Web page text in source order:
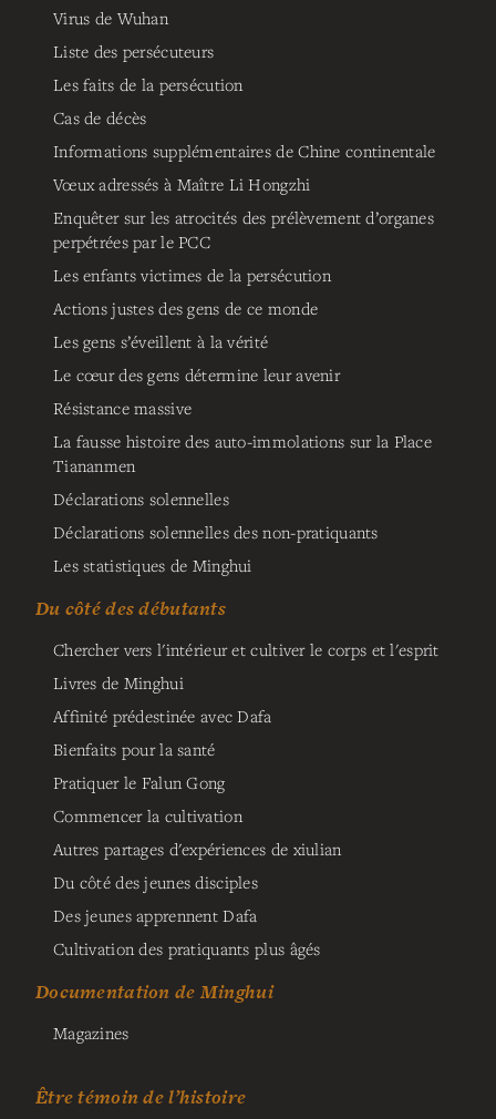
Virus de Wuhan
Liste des persécuteurs
Les faits de la persécution
Cas de décès
Informations supplémentaires de Chine continentale
Vœux adressés à Maître Li Hongzhi
Enquêter sur les atrocités des prélèvement d’organes
perpétrées par le PCC
Les enfants victimes de la persécution
Actions justes des gens de ce monde
Les gens s’éveillent à la vérité
Le cœur des gens détermine leur avenir
Résistance massive
La fausse histoire des auto-immolations sur la Place
Tiananmen
Déclarations solennelles
Déclarations solennelles des non-pratiquants
Les statistiques de Minghui
Du côté des débutants
Chercher vers l'intérieur et cultiver le corps et l'esprit
Livres de Minghui
Affinité prédestinée avec Dafa
Bienfaits pour la santé
Pratiquer le Falun Gong
Commencer la cultivation
Autres partages d'expériences de xiulian
Du côté des jeunes disciples
Des jeunes apprennent Dafa
Cultivation des pratiquants plus âgés
Documentation de Minghui
Magazines
Être témoin de l’histoire